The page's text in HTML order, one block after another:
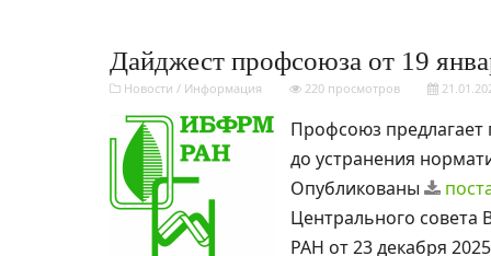
Дайджест профсоюза от 19
Новости / Информация 220 просмотров
Профсоюз предлагает
до устранения
Опубликованы
Центрального совета
РАН от 23 декабря